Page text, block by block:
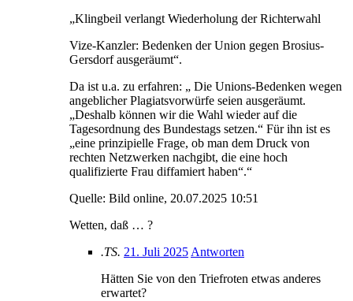
„Klingbeil verlangt Wiederholung der Richterwahl
Vize-Kanzler: Bedenken der Union gegen Brosius-
Gersdorf ausgeräumt“.
Da ist u.a. zu erfahren: „ Die Unions-Bedenken wegen
angeblicher Plagiatsvorwürfe seien ausgeräumt.
„Deshalb können wir die Wahl wieder auf die
Tagesordnung des Bundestags setzen.“ Für ihn ist es
„eine prinzipielle Frage, ob man dem Druck von
rechten Netzwerken nachgibt, die eine hoch
qualifizierte Frau diffamiert haben“.“
Quelle: Bild online, 20.07.2025 10:51
Wetten, daß … ?
.TS. 21. Juli 2025 Antworten
Hätten Sie von den Triefroten etwas anderes
erwartet?